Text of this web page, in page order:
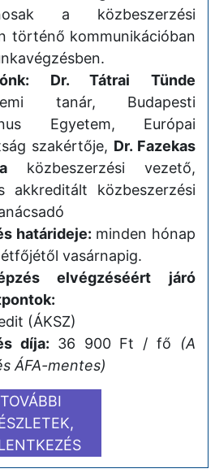
a közbeszerzési
történő kommunikációban
Dr. Tátrai Tünde
tanár, Budapesti
Egyetem, Európai
szakértője, Dr. Fazekas
közbeszerzési vezető,
akkreditált közbeszerzési
határideje: minden hónap
vasárnapig.
elvégzéséért járó
(ÁKSZ)
díja: 36 900 Ft / fő (A
ÁFA-mentes)
TOVÁBBI